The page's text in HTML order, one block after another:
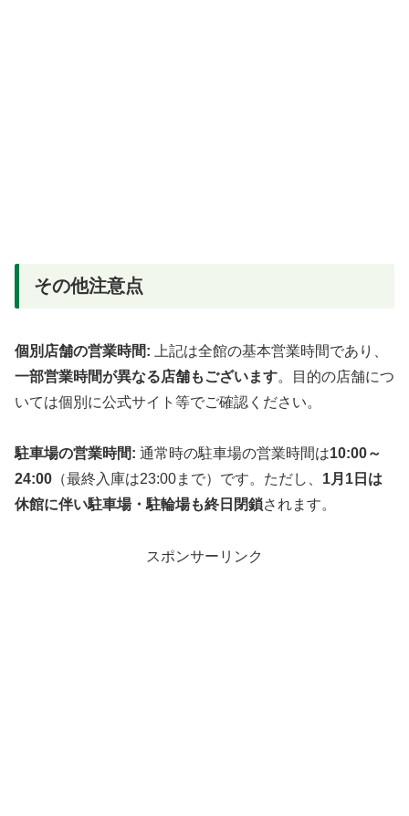
その他注意点
個別店舗の営業時間: 上記は全館の基本営業時間であり、
一部営業時間が異なる店舗もございます。目的の店舗につ
いては個別に公式サイト等でご確認ください。
駐車場の営業時間: 通常時の駐車場の営業時間は10:00～
24:00 （最終入庫は23:00まで）です。ただし、 1月1日は
休館に伴い駐車場・駐輪場も終日閉鎖されます。
スポンサーリンク